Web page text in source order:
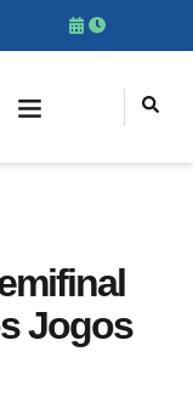
Jogos